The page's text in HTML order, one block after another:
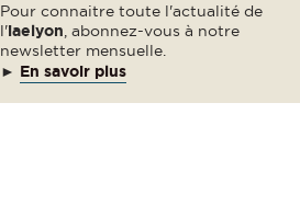
Pour connaitre toute l'actualité de
l'iaelyon , abonnez-vous à notre
newsletter mensuelle.
► En savoir plus